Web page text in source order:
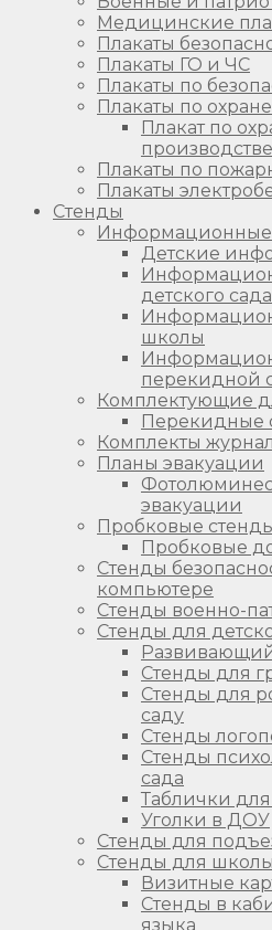
Медицинские
Плакаты
Плакаты ГО и ЧС
Плакаты по
Плакаты по
Плакат по
производстве
Плакаты по
Плакаты
Стенды
Информационные
Детские
детского сада
школы
перекидной
Комплектующие
Перекидные
Комплекты
Планы эвакуации
эвакуации
Пробковые
Пробковые
Стенды
компьютере
Стенды военно-
Стенды для
Стенды для
Стенды для
саду
Стенды
Стенды
сада
Таблички для
Уголки в ДОУ
Стенды для
Стенды для школы
Визитные
Стенды в
языка